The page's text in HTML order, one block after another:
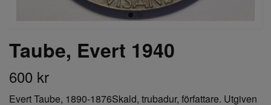
Taube, Evert 1940
600 kr
Evert Taube, 1890-1876Skald, trubadur, författare. Utgiven